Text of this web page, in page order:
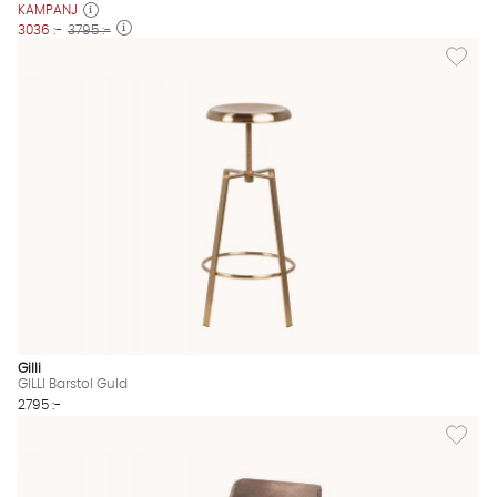
KAMPANJ
3036 :- 3795 :-
Lägg
Gilli
GILLI Barstol Guld
2795 :-
Lägg